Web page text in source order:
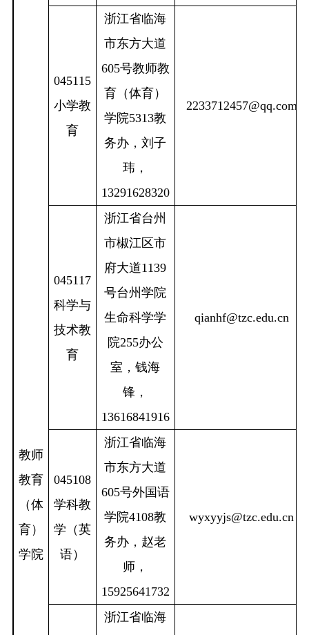
教师
教育
（体
育）
学院
045115
小学教
育
浙江省临海
市东方大道
605号教师教
育（体育）
学院5313教
务办，刘子
玮，
13291628320
2233712457@qq.com
045117
科学与
技术教
育
浙江省台州
市椒江区市
府大道1139
号台州学院
生命科学学
院255办公
室，钱海
锋，
13616841916
qianhf@tzc.edu.cn
045108
学科教
学（英
语）
浙江省临海
市东方大道
605号外国语
学院4108教
务办，赵老
师，
15925641732
wyxyyjs@tzc.edu.cn
浙江省临海